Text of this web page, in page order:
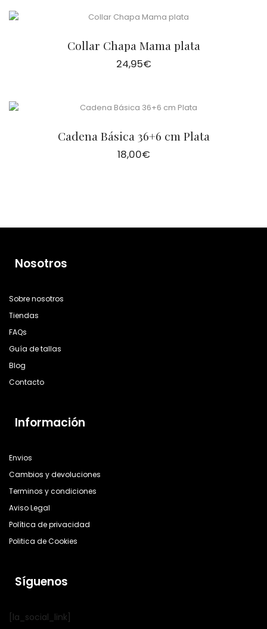
Collar Chapa Mama plata
24,95€
Cadena Básica 36+6 cm Plata
18,00€
Nosotros
Sobre nosotros
Tiendas
FAQs
Guía de tallas
Blog
Contacto
Información
Envios
Cambios y devoluciones
Terminos y condiciones
Aviso Legal
Política de privacidad
Politica de Cookies
Síguenos
[la_social_link]